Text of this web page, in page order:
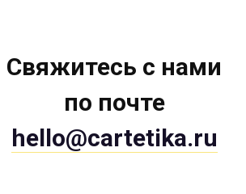
Свяжитесь с нами
по почте
hello@cartetika.ru